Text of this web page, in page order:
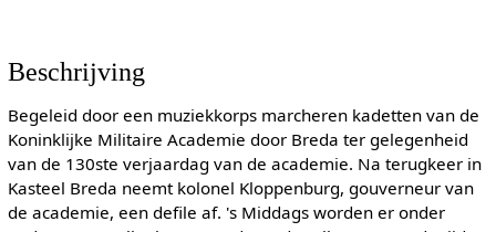
Beschrijving
Begeleid door een muziekkorps marcheren kadetten van de
Koninklijke Militaire Academie door Breda ter gelegenheid
van de 130ste verjaardag van de academie. Na terugkeer in
Kasteel Breda neemt kolonel Kloppenburg, gouverneur van
de academie, een defile af. 's Middags worden er onder